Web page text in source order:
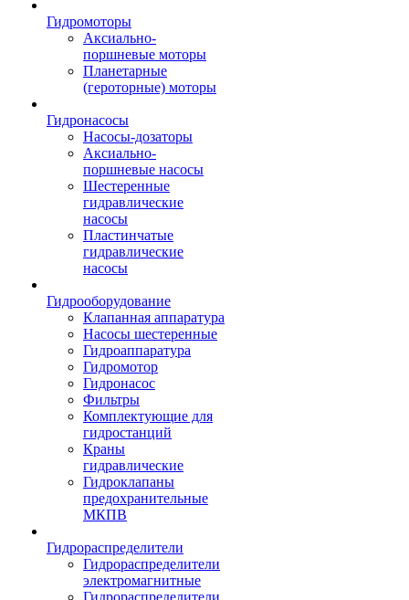
Гидромоторы
Аксиально-
поршневые моторы
Планетарные
(героторные) моторы
Гидронасосы
Насосы-дозаторы
Аксиально-
поршневые насосы
Шестеренные
гидравлические
насосы
Пластинчатые
гидравлические
насосы
Гидрооборудование
Клапанная аппаратура
Насосы шестеренные
Гидроаппаратура
Гидромотор
Гидронасос
Фильтры
Комплектующие для
гидростанций
Краны
гидравлические
Гидроклапаны
предохранительные
МКПВ
Гидрораспределители
Гидрораспределители
электромагнитные
Гидрораспределители